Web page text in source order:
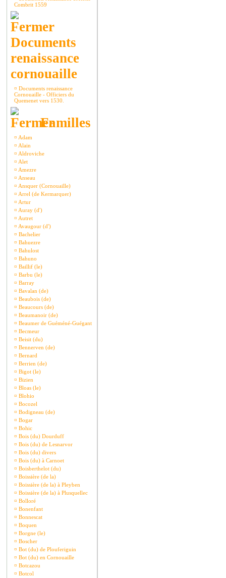
Combrit 1559
Documents
renaissance
cornouaille
¤ Documents renaissance
Cornouaille - Officiers du
Quemenet vers 1530.
Familles
¤ Adam
¤ Alain
¤ Aldroviche
¤ Alet
¤ Amezre
¤ Anseau
¤ Ansquer (Cornouaille)
¤ Arrel (de Kermarquer)
¤ Artur
¤ Auray (d')
¤ Autret
¤ Avaugour (d')
¤ Bachelier
¤ Bahuezre
¤ Bahulost
¤ Bahuno
¤ Baillif (le)
¤ Barbu (le)
¤ Barray
¤ Bavalan (de)
¤ Beaubois (de)
¤ Beaucours (de)
¤ Beaumanoir (de)
¤ Beaumer de Guéméné-Guégant
¤ Becmeur
¤ Beisit (du)
¤ Bennerven (de)
¤ Bernard
¤ Berrien (de)
¤ Bigot (le)
¤ Bizien
¤ Bloas (le)
¤ Blohio
¤ Bocozel
¤ Bodigneau (de)
¤ Bogar
¤ Bohic
¤ Bois (du) Dourduff
¤ Bois (du) de Lesnarvor
¤ Bois (du) divers
¤ Bois (du) à Carnoet
¤ Boisberthelot (du)
¤ Boissière (de la)
¤ Boissière (de la) à Pleyben
¤ Boissière (de la) à Plusquellec
¤ Bolloré
¤ Bonenfant
¤ Bonnescat
¤ Boquen
¤ Borgne (le)
¤ Boscher
¤ Bot (du) de Plouferiguin
¤ Bot (du) en Cornouaille
¤ Botcazou
¤ Botcol